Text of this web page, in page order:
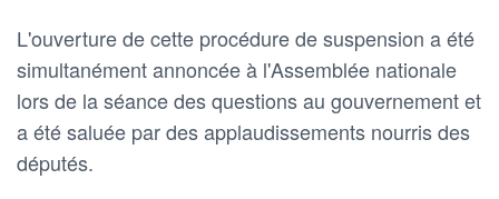
L'ouverture de cette procédure de suspension a été
simultanément annoncée à l'Assemblée nationale
lors de la séance des questions au gouvernement et
a été saluée par des applaudissements nourris des
députés.